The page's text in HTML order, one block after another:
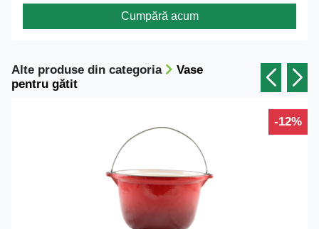
Cumpără acum
Alte produse din categoria
Vase
pentru gătit
-12%